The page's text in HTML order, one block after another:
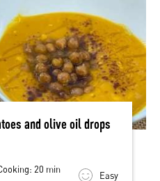
and olive oil drops
20 min
Easy